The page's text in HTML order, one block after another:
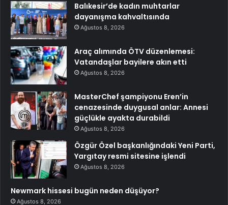
Balıkesir’de kadın muhtarlar
dayanışma kahvaltısında
Ağustos 8, 2026
Araç alımında ÖTV düzenlemesi:
Vatandaşlar bayilere akın etti
Ağustos 8, 2026
MasterChef şampiyonu Eren’in
cenazesinde duygusal anlar: Annesi
güçlükle ayakta durabildi
Ağustos 8, 2026
Özgür Özel başkanlığındaki Yeni Parti,
Yargıtay resmi sitesine işlendi
Ağustos 8, 2026
Newmark hissesi bugün neden düşüyor?
Ağustos 8, 2026